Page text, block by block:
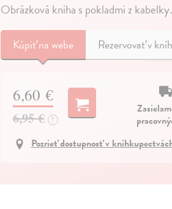
Obrázková kniha s pokladmi z
Kúpiťna webe Rezervovať v
6,60 €
6,95 € ?
Pozrieť dostupnosť v